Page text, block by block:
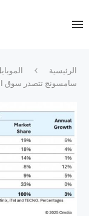
الرئيسية
سامسونج تتصدر سوق